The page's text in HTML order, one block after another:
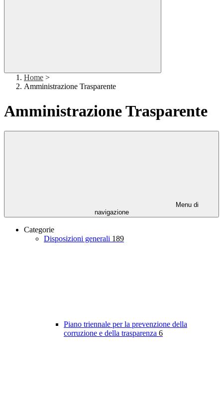
Home >
Amministrazione Trasparente
Amministrazione Trasparente
Menu di
navigazione
Categorie
Disposizioni generali 189
Piano triennale per la prevenzione della
corruzione e della trasparenza 6